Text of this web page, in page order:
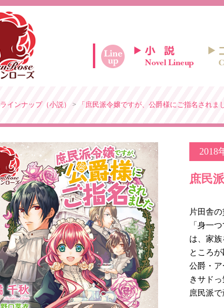
ラインナップ（小説） > 「庶民派令嬢ですが、公爵様にご指名されま
2018
庶民
片田舎
「身一
は、家
ところ
公爵・
きサド
庶民派